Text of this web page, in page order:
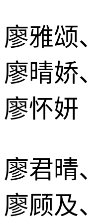
廖雅颂
廖晴娇
廖怀妍
廖君晴
廖顾及